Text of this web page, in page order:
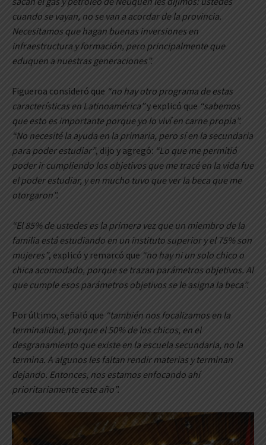
cuando se vayan, no se van a acordar de la provincia.
Necesitamos que hagan buenas inversiones en
infraestructura y formación, pero principalmente que
eduquen a nuestras generaciones”.
Figueroa consideró que “no hay otro programa de estas
características en Latinoamérica”y explicó que “sabemos
que esto es importante porque yo lo viví en carne propia”.
“No necesité la ayuda en la primaria, pero sí en la secundaria
para poder estudiar”, dijo y agregó: “Lo que me permitió
poder ir cumpliendo los objetivos que me tracé en la vida fue
el poder estudiar, y en mucho tuvo que ver la beca que me
otorgaron”.
“El 85% de ustedes es la primera vez que un miembro de la
familia está estudiando en un instituto superior y el 75% son
mujeres”, explicó y remarcó que “no hay ni un solo chico o
chica acomodado, porque se trazan parámetros objetivos. Al
que cumple esos parámetros objetivos se le asigna la beca”.
Por último, señaló que “también nos focalizamos en la
terminalidad, porque el 50% de los chicos, en el
desgranamiento que existe en la escuela secundaria, no la
termina. A algunos les faltan rendir materias y terminan
dejando. Entonces, nos estamos enfocando ahí
prioritariamente este año”.